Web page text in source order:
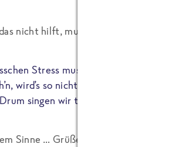
nicht hilft, muss kurzerhand bei der
Stress muss sein, dann ist die Welt
wird’s so nicht weitergeh’n. Ein
singen wir tagaus und tagein: Ein
Sinne … Grüße an alle Beteiligten …